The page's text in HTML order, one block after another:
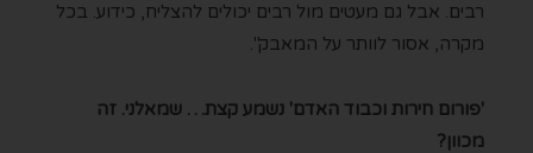
רבים. אבל גם מעטים מול רבים יכולים להצליח, כידוע. בכל
מקרה, אסור לוותר על המאבק".
'פורום חירות וכבוד האדם' נשמע קצת… שמאלני. זה
מכוון?